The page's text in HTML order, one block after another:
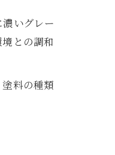
いグレー
との調和
料の種類